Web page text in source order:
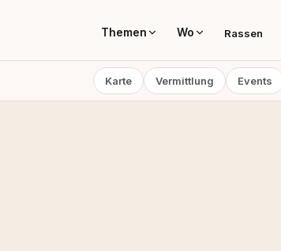
Themen Wo Rassen
Karte Vermittlung Events